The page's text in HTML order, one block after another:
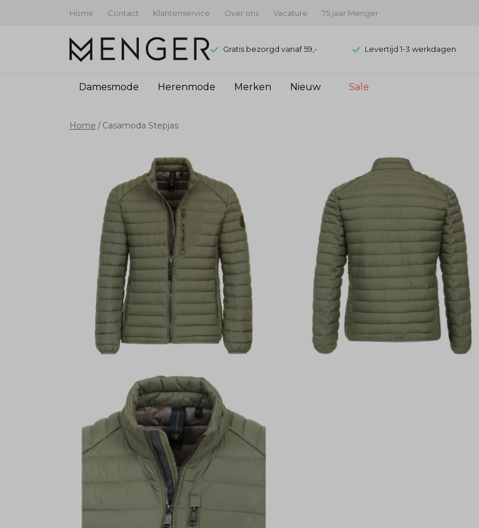
Home Contact Klantenservice Over ons Vacature 75 jaar Menger
Gratis bezorgd vanaf 59,- Levertijd 1-3 werkdagen
Damesmode Herenmode Merken Nieuw Sale
Casamoda
Stepjas
Menger
Home Casamoda Stepjas